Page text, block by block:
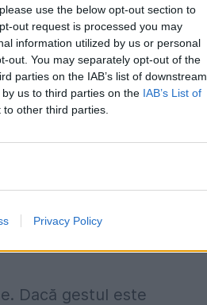
use the below opt-out section to
out request is processed you may
information utilized by us or personal
out. You may separately opt-out of the
parties on the IAB’s list of downstream
us to third parties on the IAB’s List of
other third parties.
Privacy Policy
Dacă gestul este